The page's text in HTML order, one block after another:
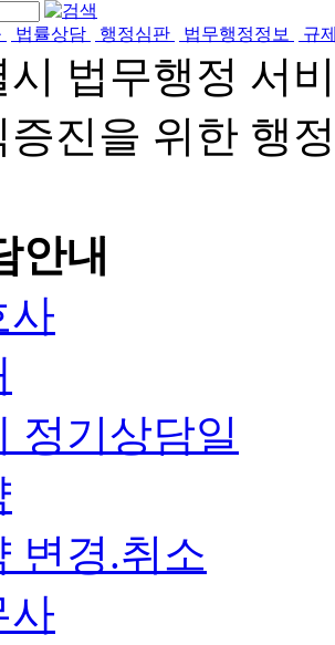
법률상담 행정심판 법무행정정보 규
법무행정 서
진을 위한 행
안내
사
정기상담일
변경.취소
사